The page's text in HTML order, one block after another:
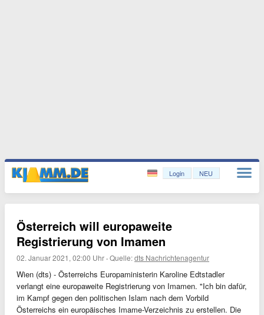
Login NEU
Österreich will europaweite
Registrierung von Imamen
02. Januar 2021, 02:00 Uhr ·Quelle:dts Nachrichtenagentur
Wien (dts) - Österreichs Europaministerin Karoline Edtstadler
verlangt eine europaweite Registrierung von Imamen. "Ich bin dafür,
im Kampf gegen den politischen Islam nach dem Vorbild
Österreichs ein europäisches Imame-Verzeichnis zu erstellen. Die